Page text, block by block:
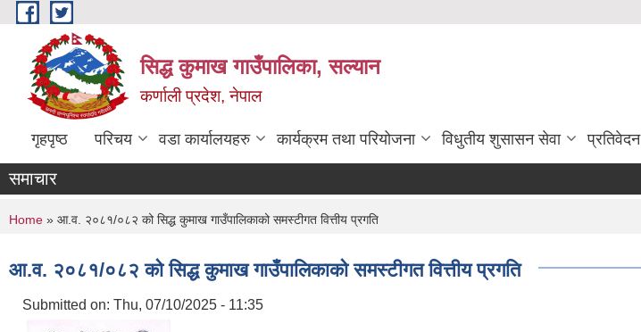
Skip to main content
सिद्ध कुमाख गाउँपालिका, सल्यान
कर्णाली प्रदेश, नेपाल
गृहपृष्ठ परिचय वडा कार्यालयहरु कार्यक्रम तथा परियोजना विधुतीय शुसासन सेवा प्रतिवेदन
समाचार
You are here
Home » आ.व. २०८१/०८२ को सिद्ध कुमाख गाउँपालिकाको समस्टीगत वित्तीय प्रगति
आ.व. २०८१/०८२ को सिद्ध कुमाख गाउँपालिकाको समस्टीगत वित्तीय प्रगति
Submitted on: Thu, 07/10/2025 - 11:35